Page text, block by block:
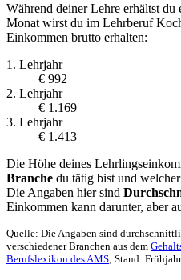
Während deiner Lehre erhältst du
Monat wirst du im Lehrberuf
Einkommen brutto erhalten:
1. Lehrjahr
€ 992
2. Lehrjahr
€ 1.169
3. Lehrjahr
€ 1.413
Die Höhe deines
Branche du tätig bist und welcher
Die Angaben hier sind
Einkommen kann darunter, aber
Quelle: Die Angaben sind
verschiedener Branchen aus dem
Berufslexikon des AMS; Stand: